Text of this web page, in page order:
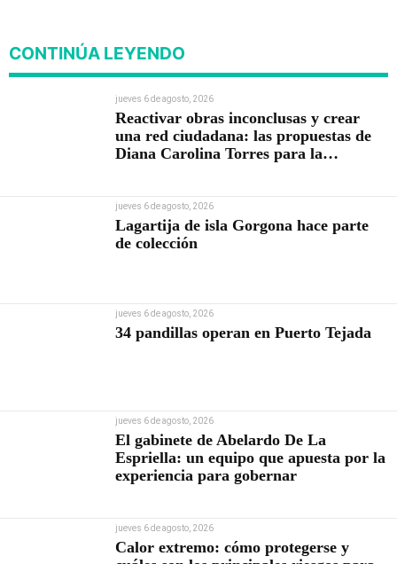
CONTINÚA LEYENDO
jueves 6 de agosto, 2026
Reactivar obras inconclusas y crear
una red ciudadana: las propuestas de
Diana Carolina Torres para la
jueves 6 de agosto, 2026
Lagartija de isla Gorgona hace parte
de colección
jueves 6 de agosto, 2026
34 pandillas operan en Puerto Tejada
jueves 6 de agosto, 2026
El gabinete de Abelardo De La
Espriella: un equipo que apuesta por la
experiencia para gobernar
jueves 6 de agosto, 2026
Calor extremo: cómo protegerse y